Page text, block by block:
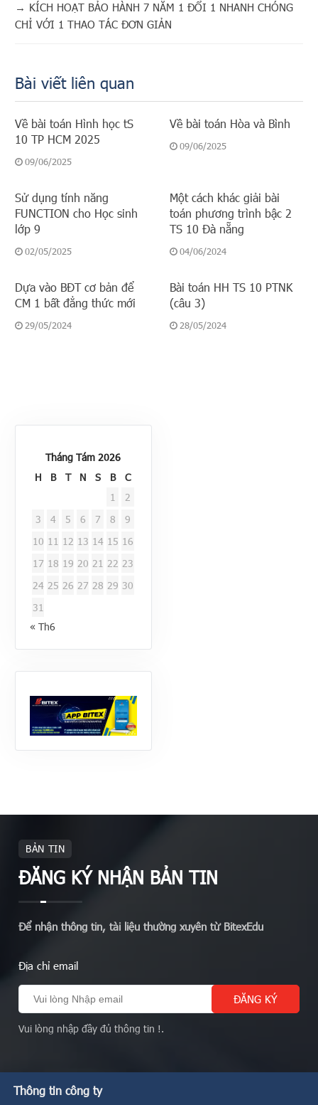
→ KÍCH HOẠT BẢO HÀNH 7 NĂM 1 ĐỔI 1 NHANH CHÓNG
CHỈ VỚI 1 THAO TÁC ĐƠN GIẢN
Bài viết liên quan
Về bài toán Hình học tS
10 TP HCM 2025
09/06/2025
Về bài toán Hòa và Bình
09/06/2025
Sử dụng tính năng
FUNCTION cho Học sinh
lớp 9
02/05/2025
Một cách khác giải bài
toán phương trình bậc 2
TS 10 Đà nẵng
04/06/2024
Dựa vào BĐT cơ bản để
CM 1 bất đẳng thức mới
29/05/2024
Bài toán HH TS 10 PTNK
(câu 3)
28/05/2024
Tháng Tám 2026
H
B T N S B
C
1
2
3
4 5 6 7 8
9
10 11 12 13 14 15 16
17 18 19 20 21 22 23
24 25 26 27 28 29 30
31
« Th6
BẢN TIN
ĐĂNG KÝ NHẬN BẢN TIN
Để nhận thông tin, tài liệu thường xuyên từ BitexEdu
Địa chỉ email
Vui lòng nhập đầy đủ thông tin !.
Thông tin công ty